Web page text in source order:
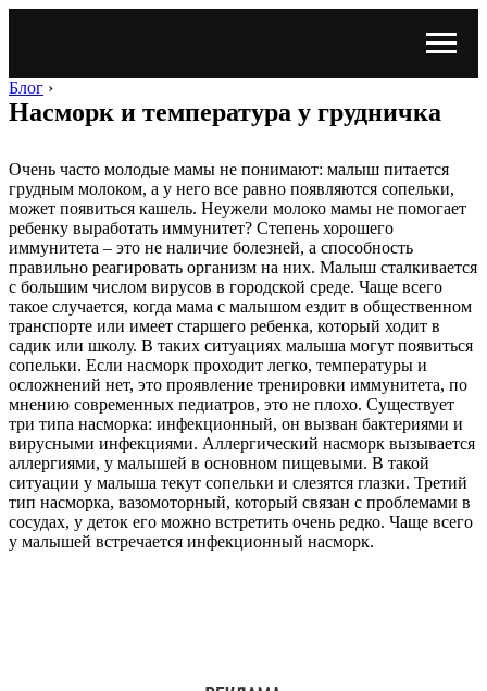
Блог ›
Насморк и температура у грудничка
Очень часто молодые мамы не понимают: малыш питается
грудным молоком, а у него все равно появляются сопельки,
может появиться кашель. Неужели молоко мамы не помогает
ребенку выработать иммунитет? Степень хорошего
иммунитета – это не наличие болезней, а способность
правильно реагировать организм на них. Малыш сталкивается
с большим числом вирусов в городской среде. Чаще всего
такое случается, когда мама с малышом ездит в общественном
транспорте или имеет старшего ребенка, который ходит в
садик или школу. В таких ситуациях малыша могут появиться
сопельки. Если насморк проходит легко, температуры и
осложнений нет, это проявление тренировки иммунитета, по
мнению современных педиатров, это не плохо. Существует
три типа насморка: инфекционный, он вызван бактериями и
вирусными инфекциями. Аллергический насморк вызывается
аллергиями, у малышей в основном пищевыми. В такой
ситуации у малыша текут сопельки и слезятся глазки. Третий
тип насморка, вазомоторный, который связан с проблемами в
сосудах, у деток его можно встретить очень редко. Чаще всего
у малышей встречается инфекционный насморк.